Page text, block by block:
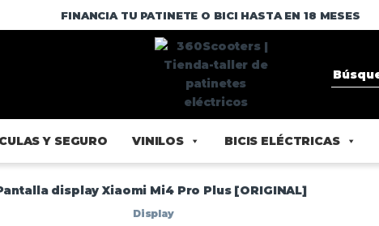
FINANCIA TU PATINETE O BICI HASTA EN 18 MESES
Y SEGURO VINILOS BICIS ELÉCTRICAS
display Xiaomi Mi4 Pro Plus [ORIGINAL]
Display